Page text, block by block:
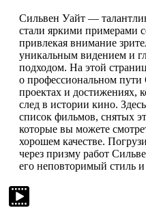
Сильвен Уайт —
стали яркими примерами
привлекая внимание
уникальным видением и
подходом. На этой
о профессиональном
проектах и достижениях,
след в истории кино.
список фильмов, снятых
которые вы можете
хорошем качестве.
через призму работ
его неповторимый стиль и